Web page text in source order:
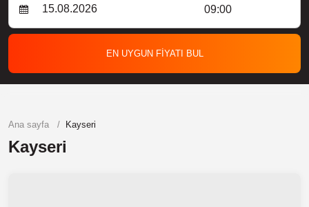
09:00
EN UYGUN FİYATI BUL
Ana sayfa Kayseri
Kayseri